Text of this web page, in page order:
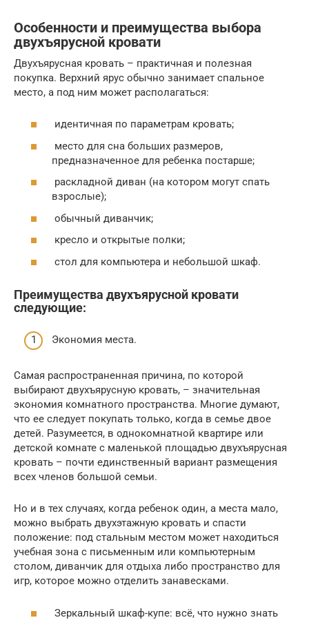
Особенности и преимущества выбора
двухъярусной кровати
Двухъярусная кровать – практичная и полезная
покупка. Верхний ярус обычно занимает спальное
место, а под ним может располагаться:
идентичная по параметрам кровать;
место для сна больших размеров,
предназначенное для ребенка постарше;
раскладной диван (на котором могут спать
взрослые);
обычный диванчик;
кресло и открытые полки;
стол для компьютера и небольшой шкаф.
Преимущества двухъярусной кровати
следующие:
Экономия места.
Самая распространенная причина, по которой
выбирают двухъярусную кровать, – значительная
экономия комнатного пространства. Многие думают,
что ее следует покупать только, когда в семье двое
детей. Разумеется, в однокомнатной квартире или
детской комнате с маленькой площадью двухъярусная
кровать – почти единственный вариант размещения
всех членов большой семьи.
Но и в тех случаях, когда ребенок один, а места мало,
можно выбрать двухэтажную кровать и спасти
положение: под стальным местом может находиться
учебная зона с письменным или компьютерным
столом, диванчик для отдыха либо пространство для
игр, которое можно отделить занавесками.
Зеркальный шкаф-купе: всё, что нужно знать